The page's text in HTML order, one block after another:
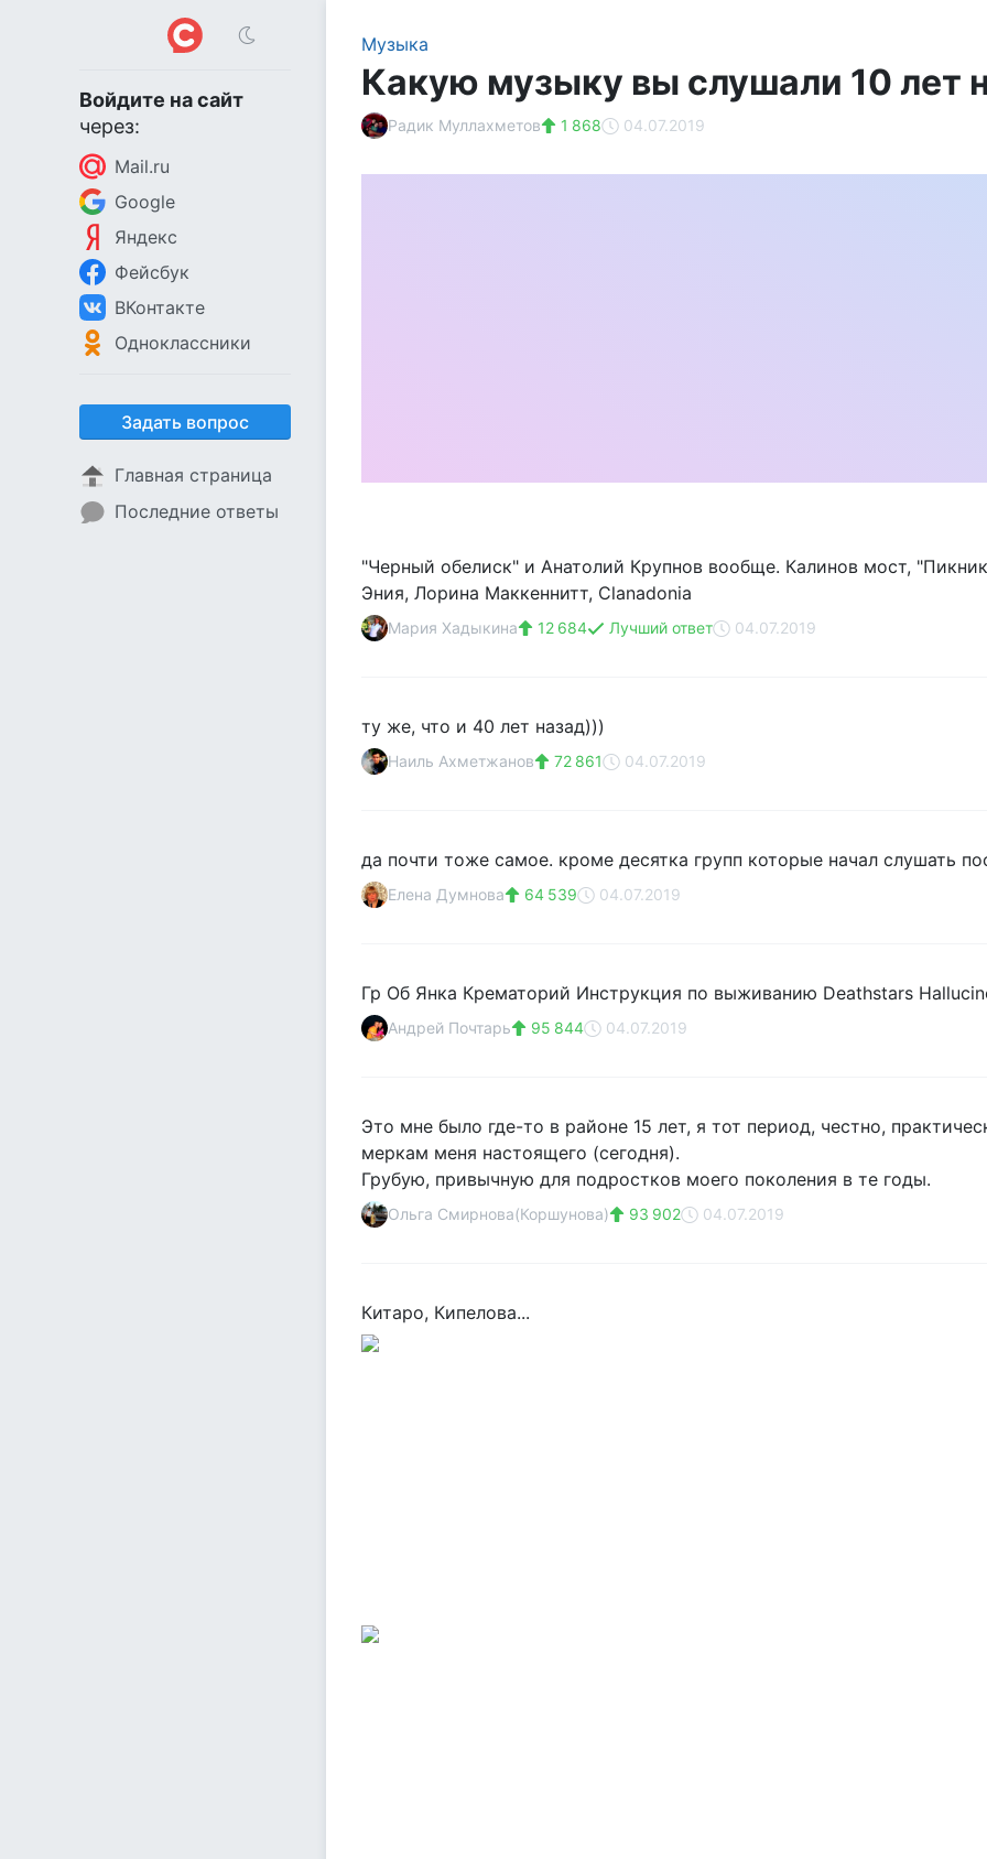
Войдите на сайт
через:
Mail.ru
Google
Яндекс
Фейсбук
ВКонтакте
Одноклассники
Задать вопрос
Главная страница
Последние ответы
Музыка
Какую музыку вы слушали 10 лет
Радик Муллахметов 1 868 04.07.2019
"Черный обелиск" и Анатолий Крупнов вообще. Калинов мост,
Эния, Лорина Маккеннитт, Clanadonia
Мария Хадыкина 12 684 Лучший ответ 04.07.2019
ту же, что и 40 лет назад)))
Наиль Ахметжанов 72 861 04.07.2019
да почти тоже самое. кроме десятка групп которые начал слушать
Елена Думнова 64 539 04.07.2019
Гр Об Янка Крематорий Инструкция по выживанию Deathstars
Андрей Почтарь 95 844 04.07.2019
Это мне было где-то в районе 15 лет, я тот период, честно,
меркам меня настоящего (сегодня).
Грубую, привычную для подростков моего поколения в те годы.
Ольга Смирнова(Коршунова) 93 902 04.07.2019
Китаро, Кипелова...